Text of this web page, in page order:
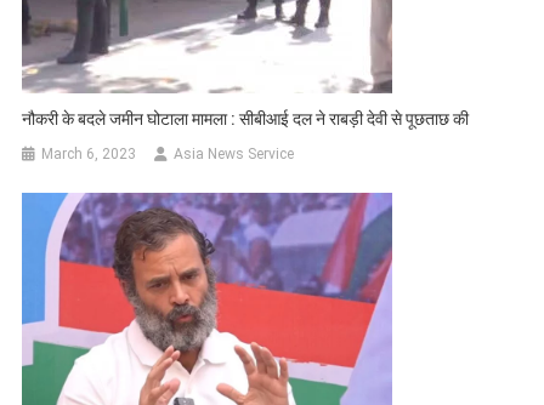
नौकरी के बदले जमीन घोटाला मामला : सीबीआई दल ने राबड़ी देवी से पूछताछ की
March 6, 2023 Asia News Service